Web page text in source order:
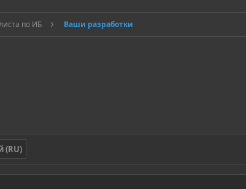
по ИБ Ваши разработки
(RU)